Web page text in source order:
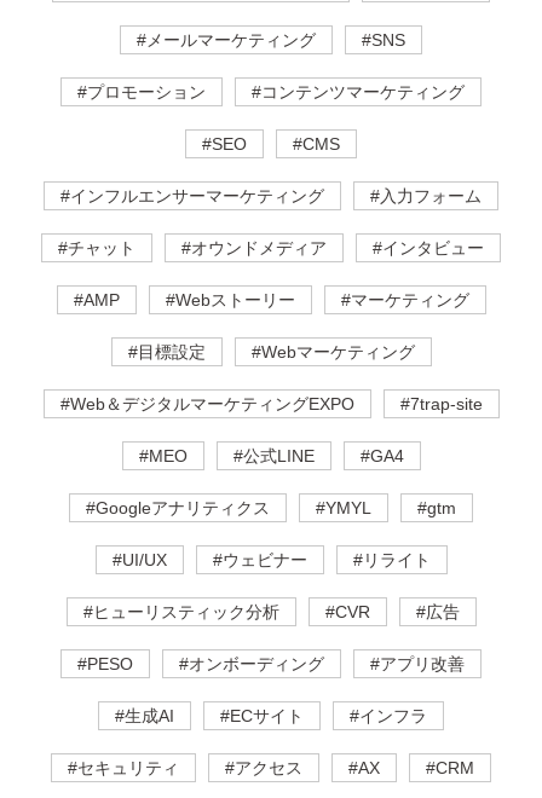
#メールマーケティング #SNS
#プロモーション #コンテンツマーケティング
#SEO #CMS
#インフルエンサーマーケティング #入力フォーム
#チャット #オウンドメディア #インタビュー
#AMP #Webストーリー #マーケティング
#目標設定 #Webマーケティング
#Web＆デジタルマーケティングEXPO #7trap-site
#MEO #公式LINE #GA4
#Googleアナリティクス #YMYL #gtm
#UI/UX #ウェビナー #リライト
#ヒューリスティック分析 #CVR #広告
#PESO #オンボーディング #アプリ改善
#生成AI #ECサイト #インフラ
#セキュリティ #アクセス #AX #CRM